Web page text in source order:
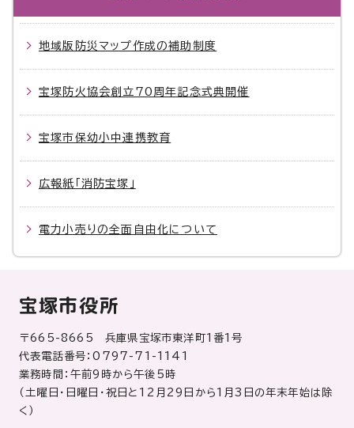
地域版防災マップ作成の補助制度
宝塚防火協会創立70周年記念式典開催
宝塚市保幼小中連携教育
広報紙「消防宝塚」
電力小売りの全面自由化について
宝塚市役所
〒665-8665 兵庫県宝塚市東洋町1番1号
代表電話番号：0797-71-1141
業務時間：午前9時から午後5時
（土曜日・日曜日・祝日と12月29日から1月3日の年末年始は除
く）